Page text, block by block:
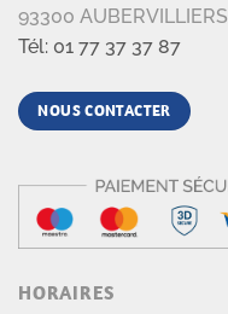
93300 AUBERVILLIERS
Tél: 01 77 37 37 87
NOUS CONTACTER
HORAIRES